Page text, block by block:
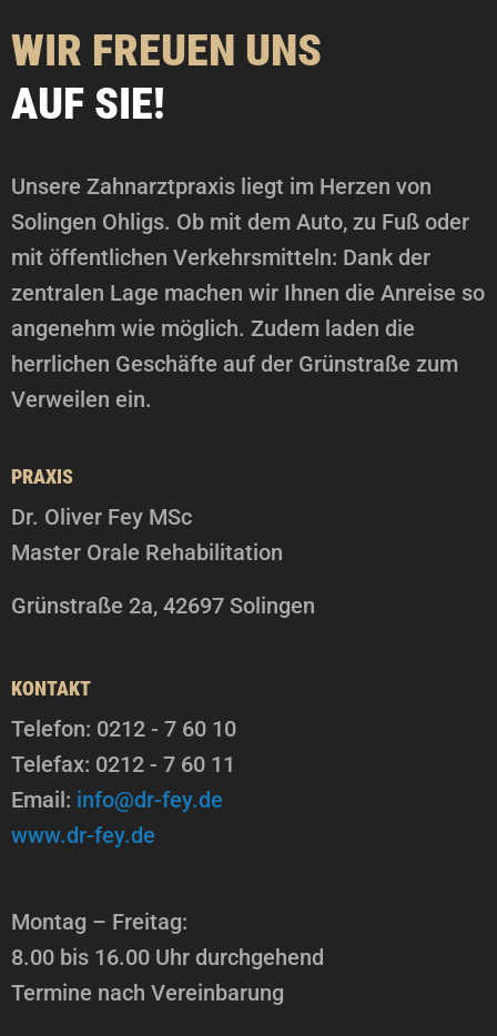
WIR FREUEN UNS
AUF SIE!
Unsere Zahnarztpraxis liegt im Herzen von
Solingen Ohligs. Ob mit dem Auto, zu Fuß oder
mit öffentlichen Verkehrsmitteln: Dank der
zentralen Lage machen wir Ihnen die Anreise so
angenehm wie möglich. Zudem laden die
herrlichen Geschäfte auf der Grünstraße zum
Verweilen ein.
PRAXIS
Dr. Oliver Fey MSc
Master Orale Rehabilitation
Grünstraße 2a, 42697 Solingen
KONTAKT
Telefon: 0212 - 7 60 10
Telefax: 0212 - 7 60 11
Email: info@dr-fey.de
www.dr-fey.de
Montag – Freitag:
8.00 bis 16.00 Uhr durchgehend
Termine nach Vereinbarung